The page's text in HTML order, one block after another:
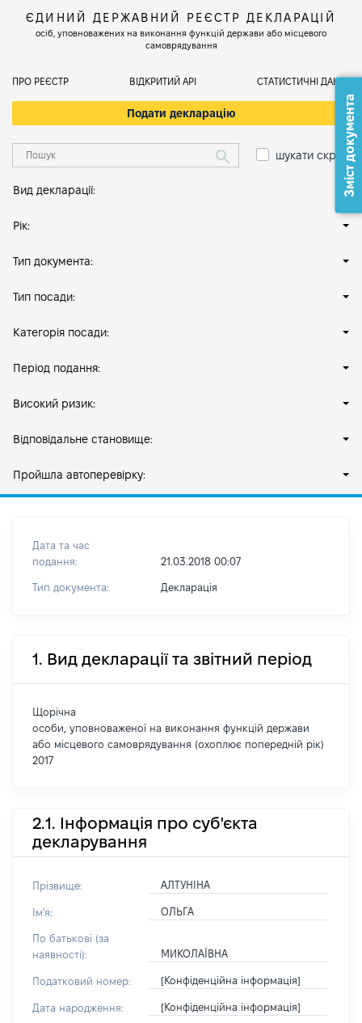
ЄДИНИЙ ДЕРЖАВНИЙ РЕЄСТР ДЕКЛАРАЦІЙ
осіб, уповноважених на виконання функцій держави або місцевого
самоврядування
ПРО РЕЄСТР ВІДКРИТИЙ АРІ СТАТИСТИЧНІ ДАНІ
Подати декларацію
шукати скрізь
Вид декларації:
Рік:
Тип документа:
Тип посади:
Категорія посади:
Період подання:
Високий ризик:
Відповідальне становище:
Пройшла автоперевірку:
Дата та час
подання:
21.03.2018 00:07
Тип документа: Декларація
1. Вид декларації та звітний період
Щорічна
особи, уповноваженої на виконання функцій держави
або місцевого самоврядування (охоплює попередній рік)
2017
2.1. Інформація про суб'єкта
декларування
Прізвище: АЛТУНІНА
Ім'я: ОЛЬГА
По батькові (за
наявності):
МИКОЛАЇВНА
Податковий номер: [Конфіденційна інформація]
Дата народження: [Конфіденційна інформація]
Зміст документа